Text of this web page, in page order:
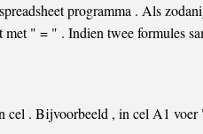
programma . Als
" = " . Indien twee formules
cel . Bijvoorbeeld , in cel A1